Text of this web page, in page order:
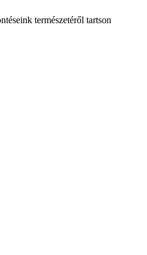
természetéről tartson